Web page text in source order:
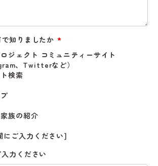
知りましたか
須)
ジェクト コミュニティーサイト
、Twitterなど）
検索
族の紹介
にご入力ください]
力ください